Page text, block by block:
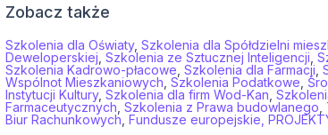
Zobacz także
Szkolenia dla Oświaty, Szkolenia dla Spółdzielni
Deweloperskiej Szkolenia ze Sztucznej Inteligencji
Szkolenia Kadrowo-płacowe Szkolenia dla Farmacji
Wspólnot Mieszkaniowych Szkolenia Podatkowe
Instytucji Kultury, Szkolenia dla firm Wod-Kan
Farmaceutycznych Szkolenia z Prawa budowlanego
Biur Rachunkowych Fundusze europejskie,